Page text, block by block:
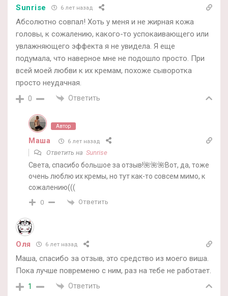
Sunrise 6 лет назад
Абсолютно совпал! Хоть у меня и не жирная кожа
головы, к сожалению, какого-то успокаивающего или
увлажняющего эффекта я не увидела. Я еще
подумала, что наверное мне не подошло просто. При
всей моей любви к их кремам, похоже сыворотка
просто неудачная.
0 Ответить
Автор
Маша 6 лет назад
Ответить на Sunrise
Света, спасибо большое за отзыв!🌺🌺🌺Вот, да, тоже
очень люблю их кремы, но тут как-то совсем мимо, к
сожалению(((
0 Ответить
Оля 6 лет назад
Маша, спасибо за отзыв, это средство из моего виша.
Пока лучше повременю с ним, раз на тебе не работает.
1 Ответить